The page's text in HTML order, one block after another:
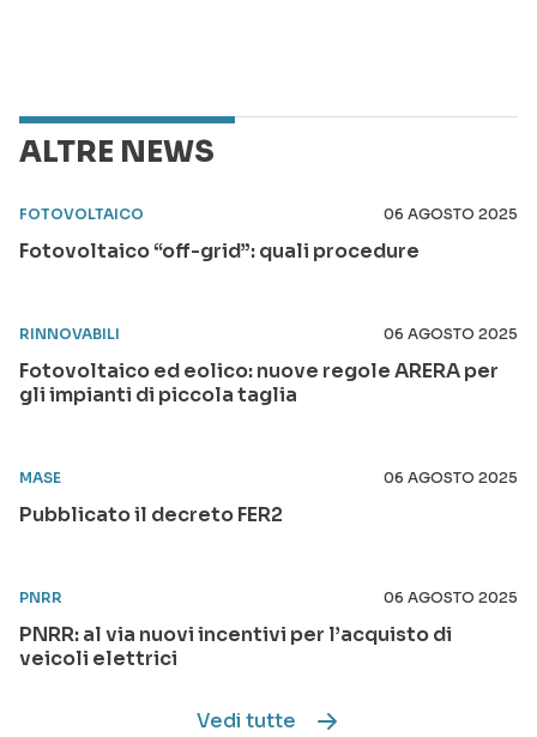
ALTRE NEWS
FOTOVOLTAICO 06 AGOSTO 2025
Fotovoltaico “off-grid”: quali procedure
RINNOVABILI 06 AGOSTO 2025
Fotovoltaico ed eolico: nuove regole ARERA per
gli impianti di piccola taglia
MASE 06 AGOSTO 2025
Pubblicato il decreto FER2
PNRR 06 AGOSTO 2025
PNRR: al via nuovi incentivi per l’acquisto di
veicoli elettrici
Vedi tutte